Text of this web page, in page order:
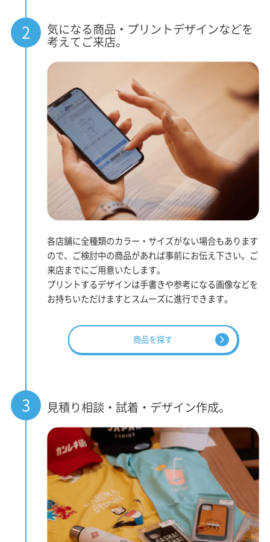
2
気になる商品・プリントデザインなどを
考えてご来店。
各店舗に全種類のカラー・サイズがない場合もあります
ので、ご検討中の商品があれば事前にお伝え下さい。ご
来店までにご用意いたします。
プリントするデザインは手書きや参考になる画像などを
お持ちいただけますとスムーズに進行できます。
商品を探す
3 見積り相談・試着・デザイン作成。